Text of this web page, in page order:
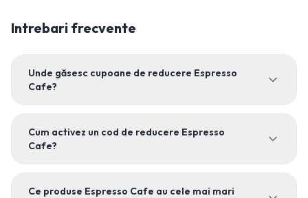
Intrebari frecvente
Unde găsesc cupoane de reducere Espresso
Cafe?
Cum activez un cod de reducere Espresso
Cafe?
Ce produse Espresso Cafe au cele mai mari